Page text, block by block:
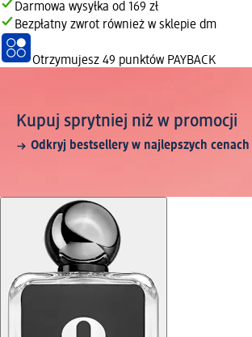
Darmowa wysyłka od 169 zł
Bezpłatny zwrot również w sklepie dm
Otrzymujesz 49 punktów PAYBACK
Kupuj sprytniej niż w promocji
Odkryj bestsellery w najlepszych cenach